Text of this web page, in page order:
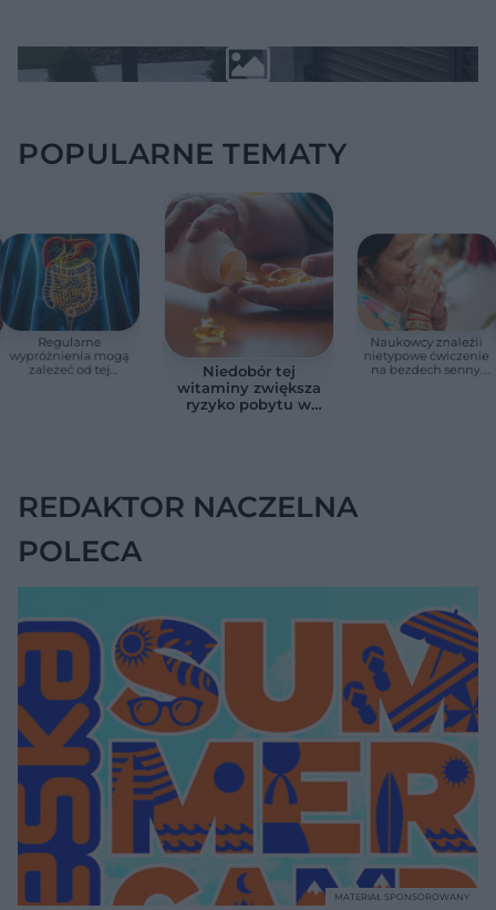
POPULARNE TEMATY
Regularne
wypróżnienia mogą
zależeć od tej
Niedobór tej
witaminy zwiększa
ryzyko pobytu w
Naukowcy znaleźli
nietypowe ćwiczenie
na bezdech senny.
REDAKTOR NACZELNA
POLECA
MATERIAŁ SPONSOROWANY